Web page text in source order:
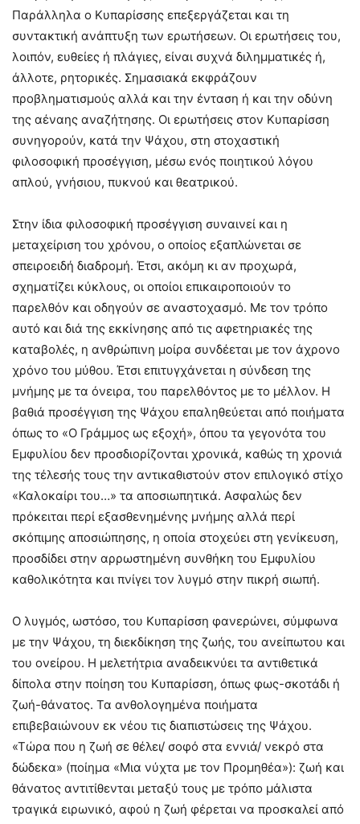
Παράλληλα ο Κυπαρίσσης επεξεργάζεται και τη
συντακτική ανάπτυξη των ερωτήσεων. Οι ερωτήσεις του,
λοιπόν, ευθείες ή πλάγιες, είναι συχνά διλημματικές ή,
άλλοτε, ρητορικές. Σημασιακά εκφράζουν
προβληματισμούς αλλά και την ένταση ή και την οδύνη
της αέναης αναζήτησης. Οι ερωτήσεις στον Κυπαρίσση
συνηγορούν, κατά την Ψάχου, στη στοχαστική
φιλοσοφική προσέγγιση, μέσω ενός ποιητικού λόγου
απλού, γνήσιου, πυκνού και θεατρικού.
Στην ίδια φιλοσοφική προσέγγιση συναινεί και η
μεταχείριση του χρόνου, ο οποίος εξαπλώνεται σε
σπειροειδή διαδρομή. Έτσι, ακόμη κι αν προχωρά,
σχηματίζει κύκλους, οι οποίοι επικαιροποιούν το
παρελθόν και οδηγούν σε αναστοχασμό. Με τον τρόπο
αυτό και διά της εκκίνησης από τις αφετηριακές της
καταβολές, η ανθρώπινη μοίρα συνδέεται με τον άχρονο
χρόνο του μύθου. Έτσι επιτυγχάνεται η σύνδεση της
μνήμης με τα όνειρα, του παρελθόντος με το μέλλον. Η
βαθιά προσέγγιση της Ψάχου επαληθεύεται από ποιήματα
όπως το «Ο Γράμμος ως εξοχή», όπου τα γεγονότα του
Εμφυλίου δεν προσδιορίζονται χρονικά, καθώς τη χρονιά
της τέλεσής τους την αντικαθιστούν στον επιλογικό στίχο
«Καλοκαίρι του…» τα αποσιωπητικά. Ασφαλώς δεν
πρόκειται περί εξασθενημένης μνήμης αλλά περί
σκόπιμης αποσιώπησης, η οποία στοχεύει στη γενίκευση,
προσδίδει στην αρρωστημένη συνθήκη του Εμφυλίου
καθολικότητα και πνίγει τον λυγμό στην πικρή σιωπή.
Ο λυγμός, ωστόσο, του Κυπαρίσση φανερώνει, σύμφωνα
με την Ψάχου, τη διεκδίκηση της ζωής, του ανείπωτου και
του ονείρου. Η μελετήτρια αναδεικνύει τα αντιθετικά
δίπολα στην ποίηση του Κυπαρίσση, όπως φως-σκοτάδι ή
ζωή-θάνατος. Τα ανθολογημένα ποιήματα
επιβεβαιώνουν εκ νέου τις διαπιστώσεις της Ψάχου.
«Τώρα που η ζωή σε θέλει/ σοφό στα εννιά/ νεκρό στα
δώδεκα» (ποίημα «Μια νύχτα με τον Προμηθέα»): ζωή και
θάνατος αντιτίθενται μεταξύ τους με τρόπο μάλιστα
τραγικά ειρωνικό, αφού η ζωή φέρεται να προσκαλεί από